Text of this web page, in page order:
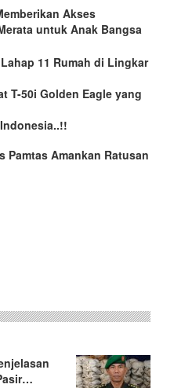
Akses
untuk Anak Bangsa
11 Rumah di Lingkar
T-50i Golden Eagle yang
Pamtas Amankan Ratusan